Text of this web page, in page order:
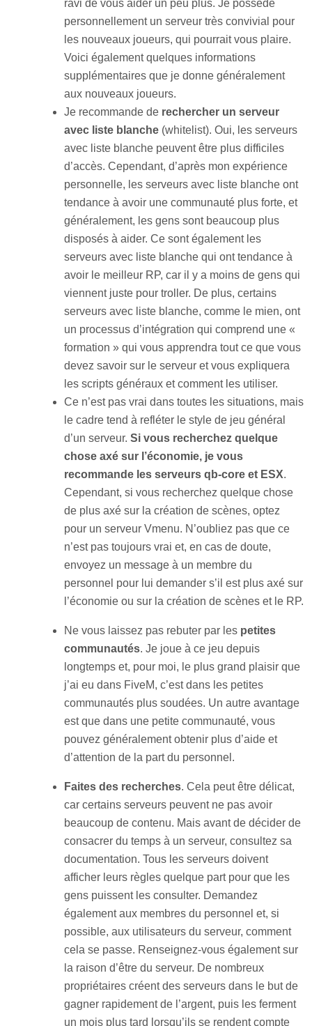
ravi de vous aider un peu plus. Je possède
personnellement un serveur très convivial pour
les nouveaux joueurs, qui pourrait vous plaire.
Voici également quelques informations
supplémentaires que je donne généralement
aux nouveaux joueurs.
Je recommande de rechercher un serveur
avec liste blanche (whitelist). Oui, les serveurs
avec liste blanche peuvent être plus difficiles
d’accès. Cependant, d’après mon expérience
personnelle, les serveurs avec liste blanche ont
tendance à avoir une communauté plus forte, et
généralement, les gens sont beaucoup plus
disposés à aider. Ce sont également les
serveurs avec liste blanche qui ont tendance à
avoir le meilleur RP, car il y a moins de gens qui
viennent juste pour troller. De plus, certains
serveurs avec liste blanche, comme le mien, ont
un processus d’intégration qui comprend une «
formation » qui vous apprendra tout ce que vous
devez savoir sur le serveur et vous expliquera
les scripts généraux et comment les utiliser.
Ce n’est pas vrai dans toutes les situations, mais
le cadre tend à refléter le style de jeu général
d’un serveur. Si vous recherchez quelque
chose axé sur l’économie, je vous
recommande les serveurs qb-core et ESX.
Cependant, si vous recherchez quelque chose
de plus axé sur la création de scènes, optez
pour un serveur Vmenu. N’oubliez pas que ce
n’est pas toujours vrai et, en cas de doute,
envoyez un message à un membre du
personnel pour lui demander s’il est plus axé sur
l’économie ou sur la création de scènes et le RP.
Ne vous laissez pas rebuter par les petites
communautés. Je joue à ce jeu depuis
longtemps et, pour moi, le plus grand plaisir que
j’ai eu dans FiveM, c’est dans les petites
communautés plus soudées. Un autre avantage
est que dans une petite communauté, vous
pouvez généralement obtenir plus d’aide et
d’attention de la part du personnel.
Faites des recherches. Cela peut être délicat,
car certains serveurs peuvent ne pas avoir
beaucoup de contenu. Mais avant de décider de
consacrer du temps à un serveur, consultez sa
documentation. Tous les serveurs doivent
afficher leurs règles quelque part pour que les
gens puissent les consulter. Demandez
également aux membres du personnel et, si
possible, aux utilisateurs du serveur, comment
cela se passe. Renseignez-vous également sur
la raison d’être du serveur. De nombreux
propriétaires créent des serveurs dans le but de
gagner rapidement de l’argent, puis les ferment
un mois plus tard lorsqu’ils se rendent compte